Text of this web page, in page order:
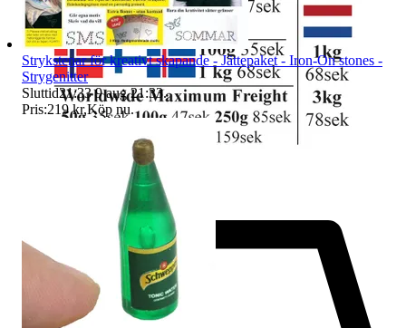
Strykstenar för kreativt skapande - Jättepaket - Iron-On stones -
Strygenitter
Sluttid21:33 9 aug 21:33.
Pris:219 kr,Köp nu.